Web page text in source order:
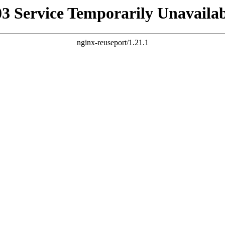
Service Temporarily
nginx-reuseport/1.21.1